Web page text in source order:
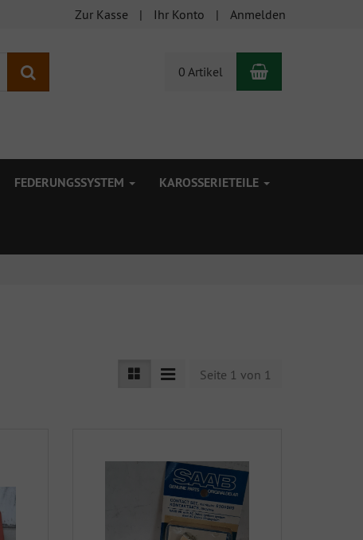
Zur Kasse Ihr Konto Anmelden
0 Artikel Warenkorb
FEDERUNGSSYSTEM KAROSSERIETEILE
Seite 1 von 1